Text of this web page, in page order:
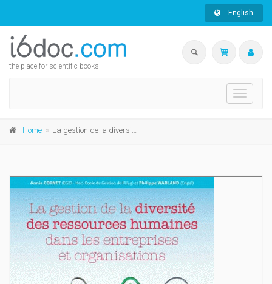
English
the place for scientific books
Toggle
Home La gestion de la diversité des ressources humaines dans les entreprises et organisations